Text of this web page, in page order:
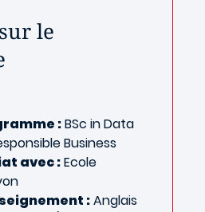
le
:BSc in Data
Business
avec :Ecole
:Anglais